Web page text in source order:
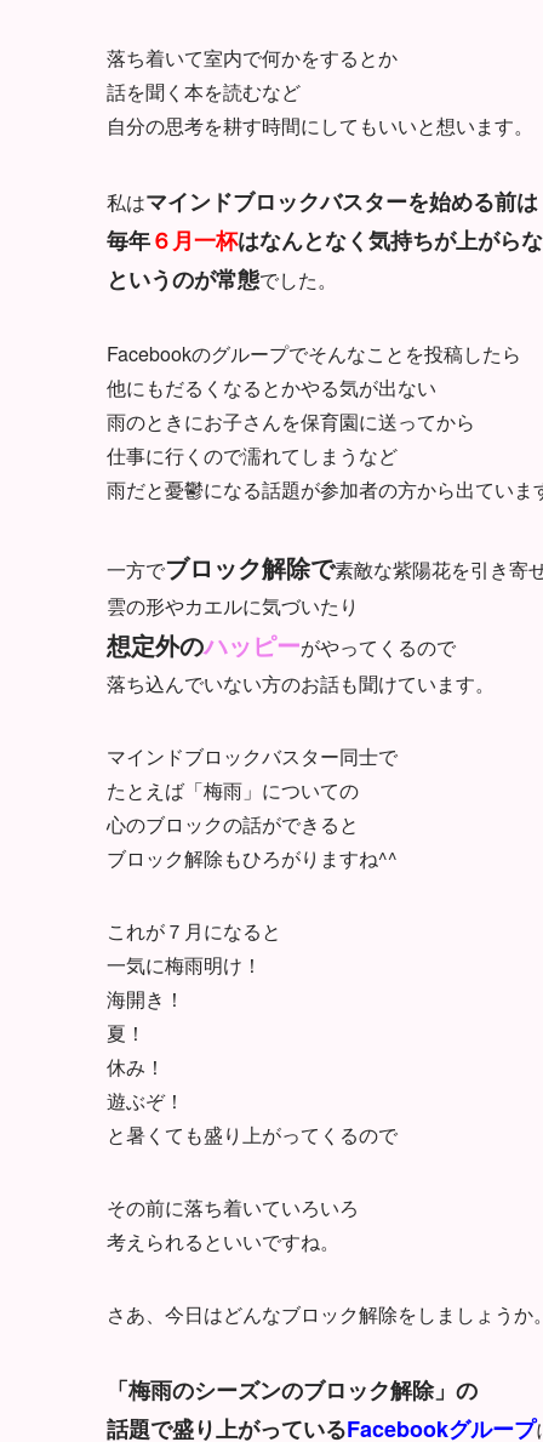
落ち着いて室内で何かをするとか
話を聞く本を読むなど
自分の思考を耕す時間にしてもいいと想います。
私はマインドブロックバスターを始める前は
毎年６月一杯はなんとなく気持ちが上がら
というのが常態でした。
Facebookのグループでそんなことを投稿したら
他にもだるくなるとかやる気が出ない
雨のときにお子さんを保育園に送ってから
仕事に行くので濡れてしまうなど
雨だと憂鬱になる話題が参加者の方から出ていま
一方でブロック解除で素敵な紫陽花を引き寄
雲の形やカエルに気づいたり
想定外のハッピーがやってくるので
落ち込んでいない方のお話も聞けています。
マインドブロックバスター同士で
たとえば「梅雨」についての
心のブロックの話ができると
ブロック解除もひろがりますね^^
これが７月になると
一気に梅雨明け！
海開き！
夏！
休み！
遊ぶぞ！
と暑くても盛り上がってくるので
その前に落ち着いていろいろ
考えられるといいですね。
さあ、今日はどんなブロック解除をしましょうか
「梅雨のシーズンのブロック解除」の
話題で盛り上がっているFacebookグループ